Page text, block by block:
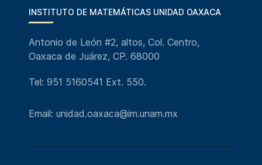
INSTITUTO DE MATEMÁTICAS UNIDAD OAXACA
Antonio de León #2, altos, Col. Centro,
Oaxaca de Juárez, CP. 68000
Tel: 951 5160541 Ext. 550.
Email: unidad.oaxaca@im.unam.mx